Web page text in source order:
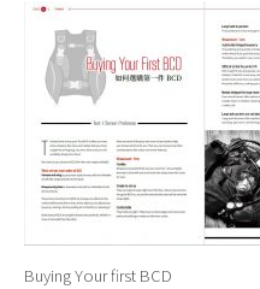
Buying Your first BCD